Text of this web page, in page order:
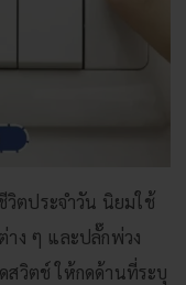
วิตประจำวัน นิยมใช้
าง ๆ และปลั๊กพ่วง
สวิตช์ ให้กดด้านที่ระบุ